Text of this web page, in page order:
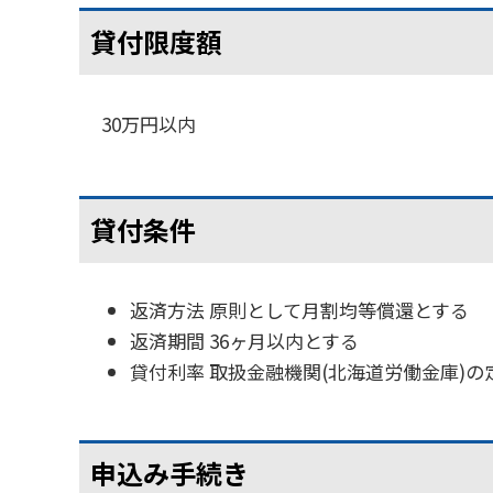
貸付限度額
30万円以内
貸付条件
返済方法 原則として月割均等償還とする
返済期間 36ヶ月以内とする
貸付利率 取扱金融機関(北海道労働金庫)の
申込み手続き